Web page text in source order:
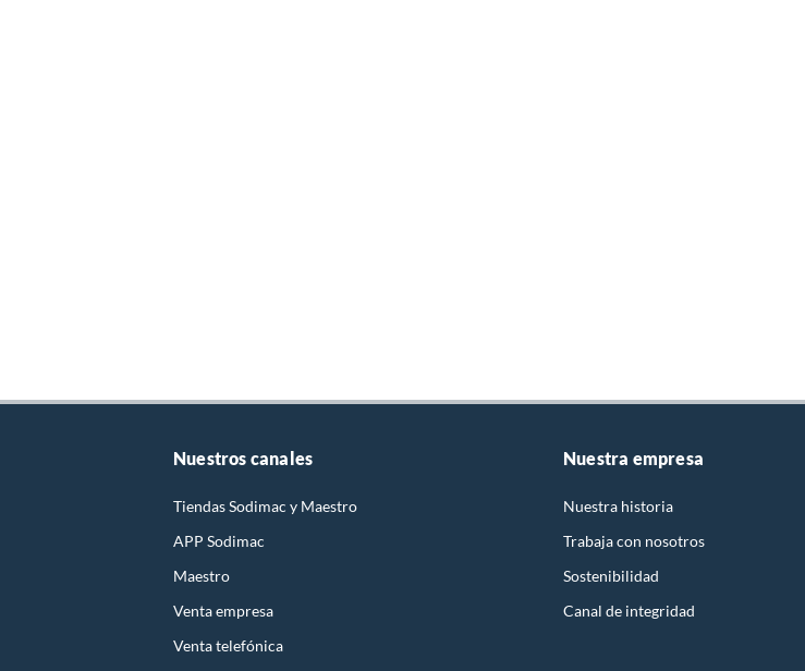
Nuestros canales
Tiendas Sodimac y Maestro
APP Sodimac
Maestro
Venta empresa
Venta telefónica
Nuestra empresa
Nuestra historia
Trabaja con nosotros
Sostenibilidad
Canal de integridad